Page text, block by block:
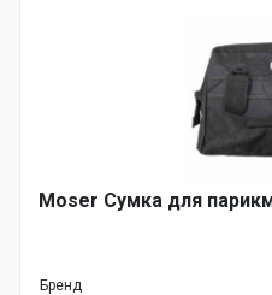
Moser Сумка для
Бренд